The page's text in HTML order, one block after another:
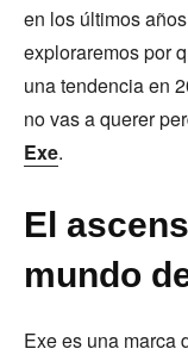
en los últimos
exploraremos por
una tendencia en
no vas a querer
Exe.
El
mundo
Exe es una marca